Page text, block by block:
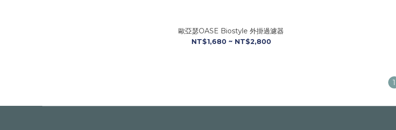
歐亞瑟OASE Biostyle 外掛過濾器
NT$1,680 ~ NT$2,800
1